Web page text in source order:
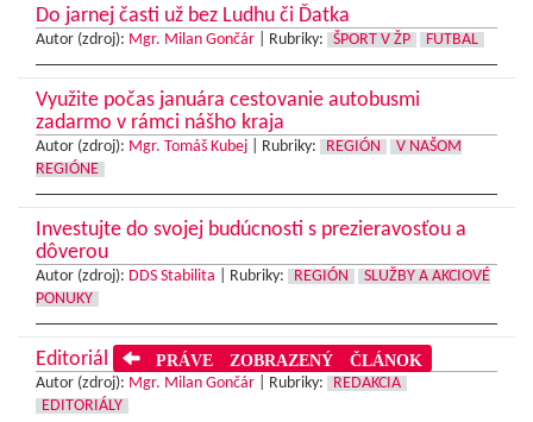
Do jarnej časti už bez Ludhu či Ďatka
Autor (zdroj): Mgr. Milan Gončár Rubriky: ŠPORT V ŽP FUTBAL
Využite počas januára cestovanie autobusmi
zadarmo v rámci nášho kraja
Autor (zdroj): Mgr. Tomáš Kubej Rubriky: REGIÓN
V NAŠOM
REGIÓNE
Investujte do svojej budúcnosti s prezieravosťou a
dôverou
Autor (zdroj): DDS Stabilita Rubriky: REGIÓN
SLUŽBY A AKCIOVÉ
PONUKY
Editoriál PRÁVE ZOBRAZENÝ ČLÁNOK
Autor (zdroj): Mgr. Milan Gončár Rubriky:
REDAKCIA
EDITORIÁLY